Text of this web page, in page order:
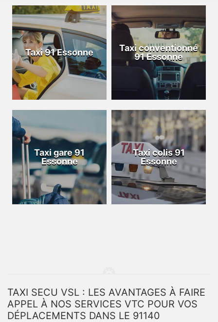
Taxi 91 Essonne
Taxi conventionné
91 Essonne
Taxi gare 91
Essonne
Taxi colis 91
Essonne
TAXI SECU VSL : LES AVANTAGES À FAIRE
APPEL À NOS SERVICES VTC POUR VOS
DÉPLACEMENTS DANS LE 91140